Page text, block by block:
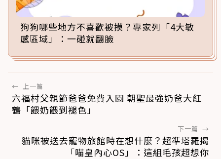
狗狗哪些地方不喜歡被摸？專家列「4大敏
感區域」：一碰就翻臉
← 上一篇
六福村父親節爸爸免費入園 朝聖最強奶爸大紅
鶴「餵奶餵到褪色」
下一篇 →
貓咪被送去寵物旅館時在想什麼？超準塔羅揭
「喵皇內心OS」：這組毛孩超想你